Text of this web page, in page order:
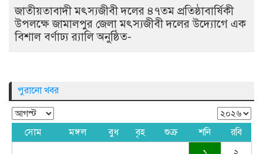
জাতীয়তাবাদী মৎস্যজীবী দলের ৪৭তম প্রতিষ্ঠাবার্ষিকী
উপলক্ষে জামালপুর জেলা মৎস্যজীবী দলের উদ্যোগে এক
বিশাল বর্ণাঢ্য র‍্যালি অনুষ্ঠিত-
পুরানো খবর
সোম মঙ্গল বুধ বৃহ শুক্র শনি রবি